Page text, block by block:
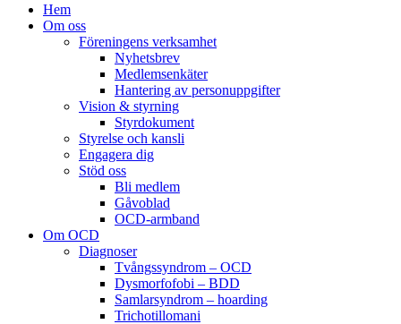
Hem
Om oss
Föreningens verksamhet
Nyhetsbrev
Medlemsenkäter
Hantering av personuppgifter
Vision & styrning
Styrdokument
Styrelse och kansli
Engagera dig
Stöd oss
Bli medlem
Gåvoblad
OCD-armband
Om OCD
Diagnoser
Tvångssyndrom – OCD
Dysmorfofobi – BDD
Samlarsyndrom – hoarding
Trichotillomani